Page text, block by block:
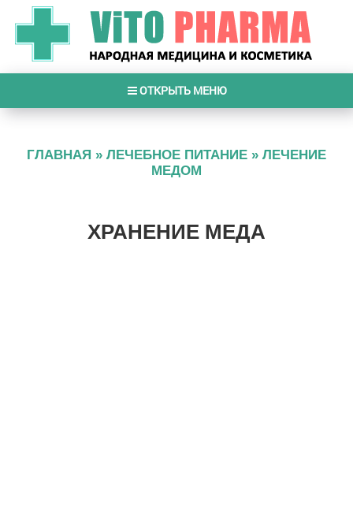
ОТКРЫТЬ МЕНЮ
ГЛАВНАЯ » ЛЕЧЕБНОЕ ПИТАНИЕ » ЛЕЧЕНИЕ
МЕДОМ
ХРАНЕНИЕ МЕДА